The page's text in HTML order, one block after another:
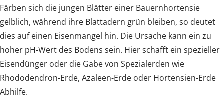
Färben sich die jungen Blätter einer Bauernhortensie
gelblich, während ihre Blattadern grün bleiben, so deutet
dies auf einen Eisenmangel hin. Die Ursache kann ein zu
hoher pH-Wert des Bodens sein. Hier schafft ein spezieller
Eisendünger oder die Gabe von Spezialerden wie
Rhododendron-Erde, Azaleen-Erde oder Hortensien-Erde
Abhilfe.